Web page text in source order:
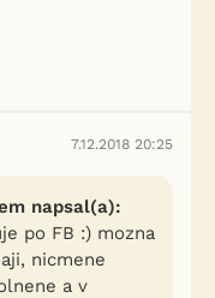
7.12.2018 20:25
napsal(a):
po FB :) mozna
nicmene
a v